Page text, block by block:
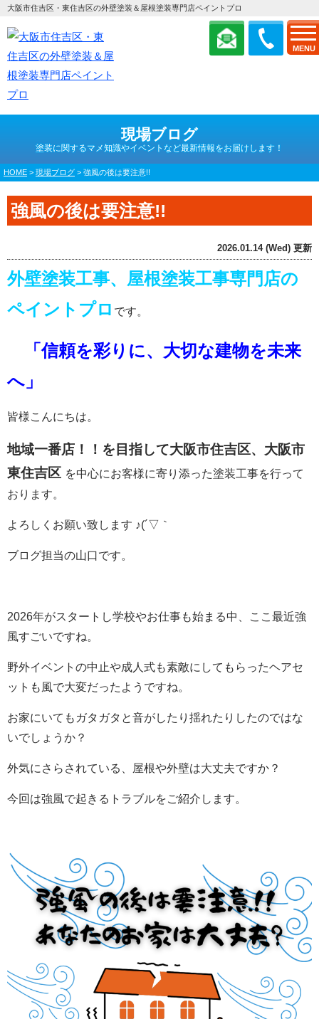
MENU
大阪市住吉区・東住吉区の外壁塗装＆屋根塗装専門店ペイントプロ
現場ブログ
塗装に関するマメ知識やイベントなど最新情報をお届けします！
HOME > 現場ブログ > 強風の後は要注意!!
強風の後は要注意!!
2026.01.14 (Wed) 更新
外壁塗装工事、屋根塗装工事専門店の
ペイントプロ です。
「信頼を彩りに、大切な建物を未来
へ」
皆様こんにちは。
地域一番店！！を目指して大阪市住吉区、大阪市
東住吉区 を中心にお客様に寄り添った塗装工事を行って
おります。
よろしくお願い致します ♪(´▽｀
ブログ担当の山口です。
2026年がスタートし学校やお仕事も始まる中、ここ最近強
風すごいですね。
野外イベントの中止や成人式も素敵にしてもらったヘアセ
ットも風で大変だったようですね。
お家にいてもガタガタと音がしたり揺れたりしたのではな
いでしょうか？
外気にさらされている、屋根や外壁は大丈夫ですか？
今回は強風で起きるトラブルをご紹介します。